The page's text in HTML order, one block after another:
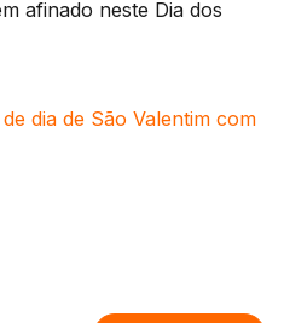
afinado neste Dia dos
dia de São Valentim com